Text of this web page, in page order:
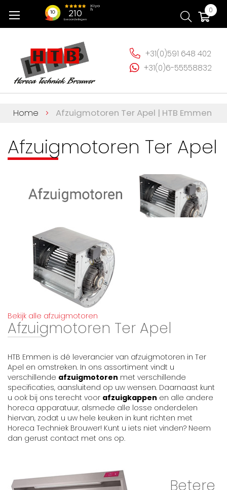
naar
0
+31(0)591 648 402
+31(0)6-55558832
Home Afzuigmotoren Ter Apel | HTB Emmen
Afzuigmotoren Ter Apel
Bekijk alle afzuigmotoren
Afzuigmotoren Ter Apel
HTB Emmen is dé leverancier van afzuigmotoren in Ter
Apel en omstreken. In ons assortiment vindt u
verschillende afzuigmotoren met verschillende
specificaties, aansluitend op uw wensen. Daarnaast kunt
u ook bij ons terecht voor afzuigkappen en alle andere
horeca apparatuur, alsmede alle losse onderdelen
hiervan, zodat u uw hele keuken in kunt richten met
Horeca Techniek Brouwer! Kunt u iets niet vinden? Neem
dan gerust contact met ons op.
Betere